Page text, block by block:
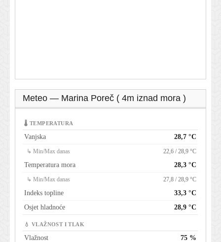
Meteo — Marina Poreč ( 4m iznad mora )
🌡 TEMPERATURA
Vanjska 28,7 °C
↳ Min/Max danas 22,6 / 28,9 °C
Temperatura mora 28,3 °C
↳ Min/Max danas 27,8 / 28,9 °C
Indeks topline
33,3 °C
Osjet hladnoće
28,9 °C
💧 VLAŽNOST I TLAK
Vlažnost
75 %